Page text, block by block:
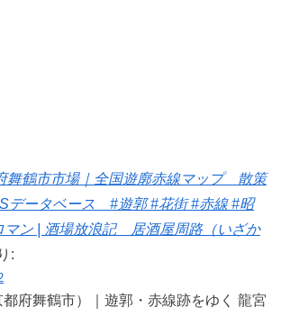
鶴市市場｜全国遊廓赤線マップ 散策
データベース #遊郭 #花街 #赤線 #昭
マン | 酒場放浪記 居酒屋周路（いざか
:
府舞鶴市）｜遊郭・赤線跡をゆく 龍宮